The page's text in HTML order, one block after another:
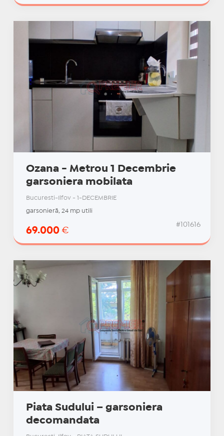
Ozana - Metrou 1 Decembrie
garsoniera mobilata
Bucuresti-Ilfov - 1-DECEMBRIE
garsonieră, 24 mp utili
69.000 €
#101616
Piata Sudului – garsoniera
decomandata